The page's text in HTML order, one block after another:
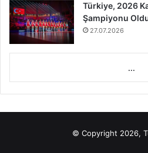
Türkiye, 2026
Şampiyonu
27.07.2026
...
© Copyright 2026,